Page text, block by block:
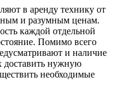
в аренду технику от
и разумным ценам.
каждой отдельной
Помимо всего
и наличие
доставить нужную
необходимые